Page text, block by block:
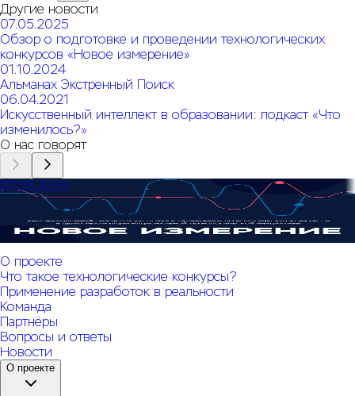
Другие новости
07.05.2025
Обзор о подготовке и проведении технологических
конкурсов «Новое измерение»
01.10.2024
Альманах Экстренный Поиск
06.04.2021
Искусственный интеллект в образовании: подкаст «Что
изменилось?»
О нас говорят
07.05.2025
Обзор о подготовке и проведении технологических
конкурсов «Новое измерение»
О проекте
Что такое технологические конкурсы?
Применение разработок в реальности
Команда
Партнёры
Вопросы и ответы
Новости
О проекте